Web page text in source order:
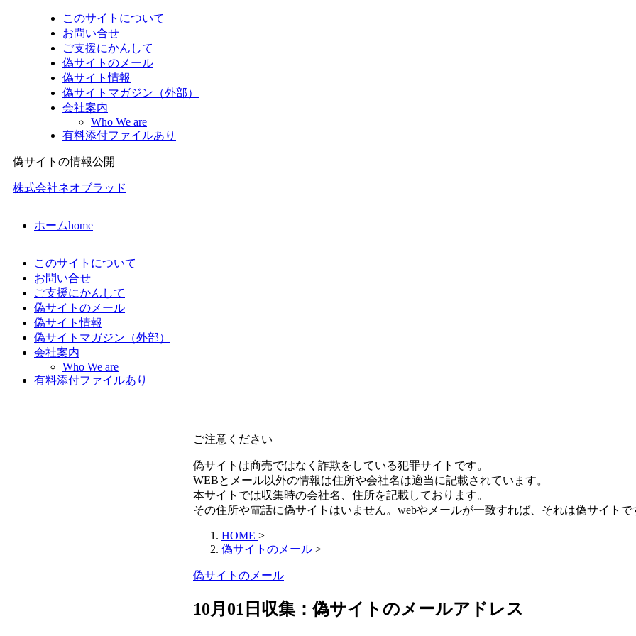
このサイトについて
お問い合せ
ご支援にかんして
偽サイトのメール
偽サイト情報
偽サイトマガジン（外部）
会社案内
Who We are
有料添付ファイルあり
偽サイトの情報公開
株式会社ネオブラッド
ホームhome
このサイトについて
お問い合せ
ご支援にかんして
偽サイトのメール
偽サイト情報
偽サイトマガジン（外部）
会社案内
Who We are
有料添付ファイルあり
ご注意ください
偽サイトは商売ではなく詐欺をしている犯罪サイトです。
WEBとメール以外の情報は住所や会社名は適当に記載されています。
本サイトでは収集時の会社名、住所を記載しております。
その住所や電話に偽サイトはいません。webやメールが一致すれば、それは偽サイトで
HOME >
偽サイトのメール >
偽サイトのメール
10月01日収集：偽サイトのメールアドレス